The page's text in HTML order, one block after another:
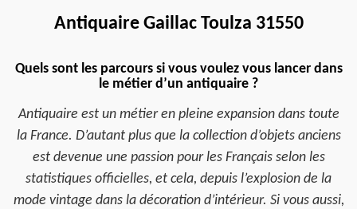
Antiquaire Gaillac Toulza 31550
Quels sont les parcours si vous voulez vous lancer dans
le métier d’un antiquaire ?
Antiquaire est un métier en pleine expansion dans toute
la France. D’autant plus que la collection d’objets anciens
est devenue une passion pour les Français selon les
statistiques officielles, et cela, depuis l’explosion de la
mode vintage dans la décoration d’intérieur. Si vous aussi,